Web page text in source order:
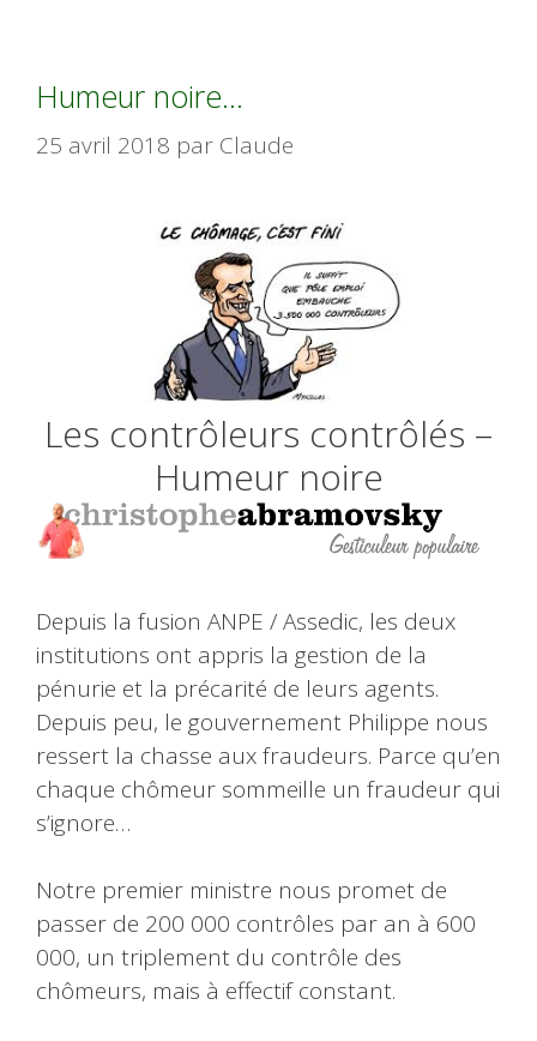
Humeur noire…
25 avril 2018 par Claude
Les contrôleurs contrôlés –
Humeur noire
Depuis la fusion ANPE / Assedic, les deux
institutions ont appris la gestion de la
pénurie et la précarité de leurs agents.
Depuis peu, le gouvernement Philippe nous
ressert la chasse aux fraudeurs. Parce qu’en
chaque chômeur sommeille un fraudeur qui
s’ignore…
Notre premier ministre nous promet de
passer de 200 000 contrôles par an à 600
000, un triplement du contrôle des
chômeurs, mais à effectif constant.